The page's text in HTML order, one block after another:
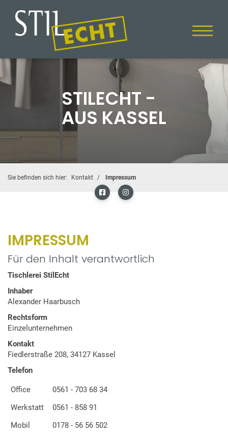
STILECHT -
AUS KASSEL
Sie befinden sich hier: Kontakt Impressum
IMPRESSUM
Für den Inhalt verantwortlich
Tischlerei StilEcht
Inhaber
Alexander Haarbusch
Rechtsform
Einzelunternehmen
Kontakt
Fiedlerstraße 208, 34127 Kassel
Telefon
Office
0561 - 703 68 34
Werkstatt
0561 - 858 91
Mobil
0178 - 56 56 502